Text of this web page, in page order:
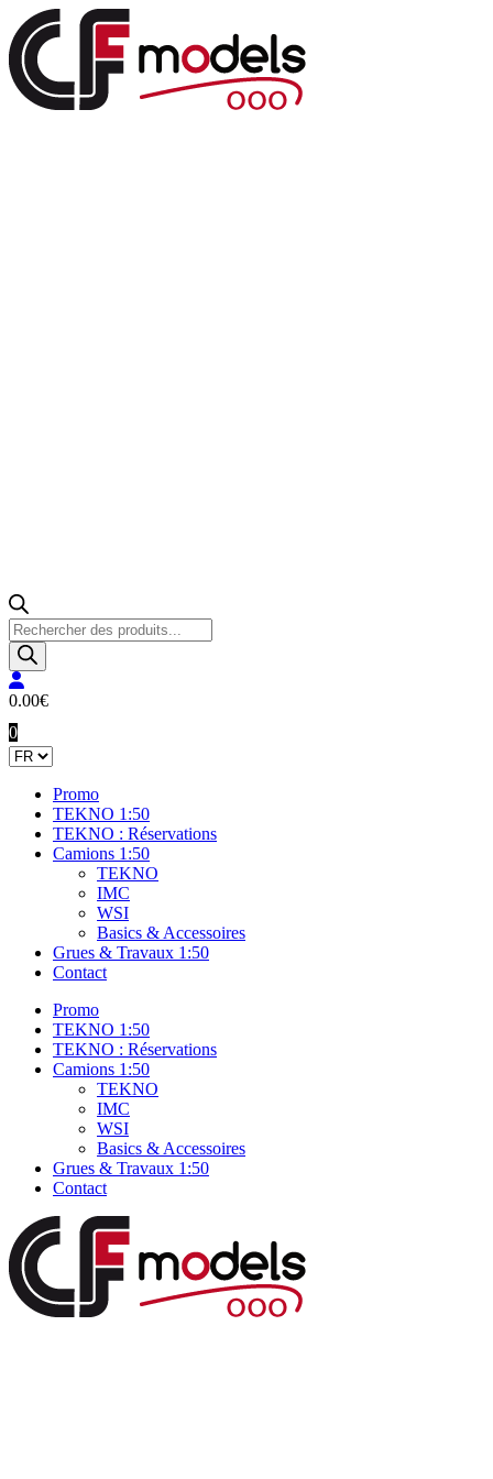
Recherche
de
produits
0.00€
0
Promo
TEKNO 1:50
TEKNO : Réservations
Camions 1:50
TEKNO
IMC
WSI
Basics & Accessoires
Grues & Travaux 1:50
Contact
Promo
TEKNO 1:50
TEKNO : Réservations
Camions 1:50
TEKNO
IMC
WSI
Basics & Accessoires
Grues & Travaux 1:50
Contact